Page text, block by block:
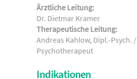
Ärztliche Leitung:
Dr. Dietmar Kramer
Therapeutische Leitung:
Andreas Kahlow, Dipl.-Psych. /
Psychotherapeut
Indikationen